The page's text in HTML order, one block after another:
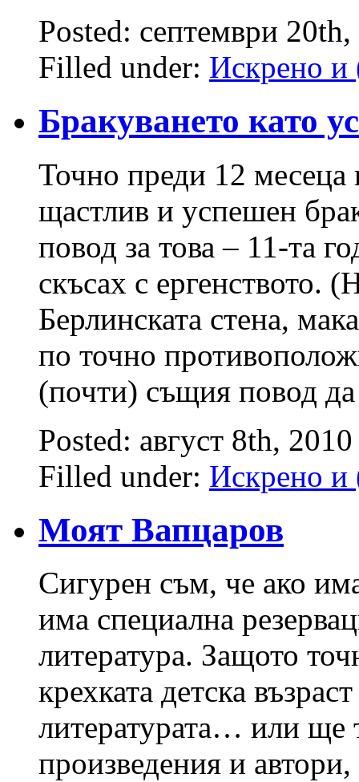
Posted: септември
Filled under: Искрено и
Бракуването като
Точно преди 12 месеца
щастлив и успешен
повод за това – 11-та
скъсах с ергенството.
Берлинската стена,
по точно
(почти) същия повод
Posted: август 8th,
Filled under: Искрено и
Моят Вапцаров
Сигурен съм, че ако
има специална
литература. Защото
крехката детска
литературата… или ще
произведения и